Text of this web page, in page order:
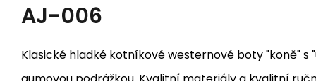
AJ-006
Klasické hladké kotníkové westernové boty "koně" s